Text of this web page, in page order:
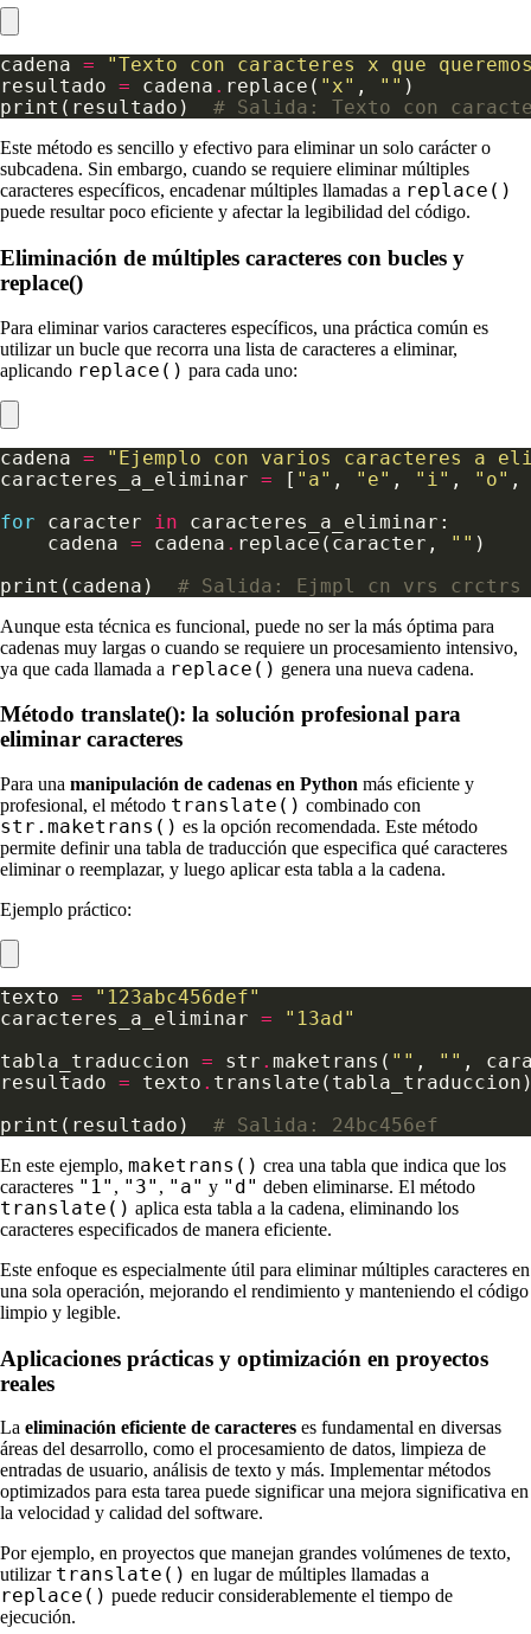
cadena =
"Texto con caracteres x que
resultado = cadena . replace( "x" , ""
print(resultado) # Salida: Texto con
Este método es sencillo y efectivo para eliminar un solo carácter o
subcadena. Sin embargo, cuando se requiere eliminar múltiples
caracteres específicos, encadenar múltiples llamadas a replace()
puede resultar poco eficiente y afectar la legibilidad del código.
Eliminación de múltiples caracteres con bucles y
replace()
Para eliminar varios caracteres específicos, una práctica común es
utilizar un bucle que recorra una lista de caracteres a eliminar,
aplicando replace() para cada uno:
cadena =
"Ejemplo con varios caracteres a
caracteres_a_eliminar = [ "a" , "e" , "i" , "o"
for caracter in
    cadena
= cadena . replace(caracter, ""
print(cadena) # Salida: Ejmpl cn vrs
Aunque esta técnica es funcional, puede no ser la más óptima para
cadenas muy largas o cuando se requiere un procesamiento intensivo,
ya que cada llamada a replace() genera una nueva cadena.
Método translate(): la solución profesional para
eliminar caracteres
Para una manipulación de cadenas en Python más eficiente y
profesional, el método translate() combinado con
str.maketrans() es la opción recomendada. Este método
permite definir una tabla de traducción que especifica qué caracteres
eliminar o reemplazar, y luego aplicar esta tabla a la cadena.
Ejemplo práctico:
texto =
"123abc456def"
caracteres_a_eliminar =
"13ad"
tabla_traduccion = str . maketrans( "" ,
""
resultado = texto .
print(resultado) # Salida: 24bc456ef
En este ejemplo, maketrans() crea una tabla que indica que los
caracteres "1" , "3" , "a" y "d" deben eliminarse. El método
translate() aplica esta tabla a la cadena, eliminando los
caracteres especificados de manera eficiente.
Este enfoque es especialmente útil para eliminar múltiples caracteres en
una sola operación, mejorando el rendimiento y manteniendo el código
limpio y legible.
Aplicaciones prácticas y optimización en proyectos
reales
La eliminación eficiente de caracteres es fundamental en diversas
áreas del desarrollo, como el procesamiento de datos, limpieza de
entradas de usuario, análisis de texto y más. Implementar métodos
optimizados para esta tarea puede significar una mejora significativa en
la velocidad y calidad del software.
Por ejemplo, en proyectos que manejan grandes volúmenes de texto,
utilizar translate() en lugar de múltiples llamadas a
replace() puede reducir considerablemente el tiempo de
ejecución.